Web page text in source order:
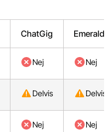
ChatGig Emerald
Nej Nej
Delvis Delvis
Nej Nej